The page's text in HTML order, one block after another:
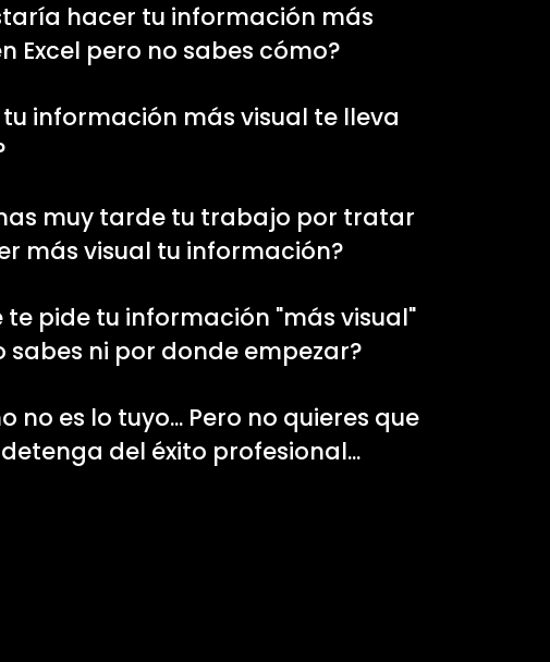
hacer tu información más
Excel pero no sabes cómo?
tu información más visual te lleva
muy tarde tu trabajo por tratar
más visual tu información?
te pide tu información "más visual"
sabes ni por donde empezar?
no es lo tuyo... Pero no quieres que
del éxito profesional...